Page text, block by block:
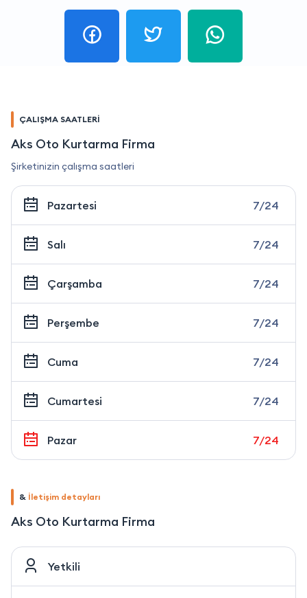
ÇALIŞMA SAATLERİ
Aks Oto Kurtarma Firma
Şirketinizin çalışma saatleri
Pazartesi 7/24
Salı 7/24
Çarşamba 7/24
Perşembe 7/24
Cuma 7/24
Cumartesi 7/24
Pazar 7/24
& İletişim detayları
Aks Oto Kurtarma Firma
Yetkili